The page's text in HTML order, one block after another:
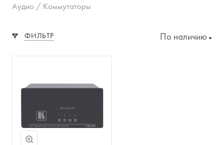
Аудио / Коммутаторы
ФИЛЬТР По наличию